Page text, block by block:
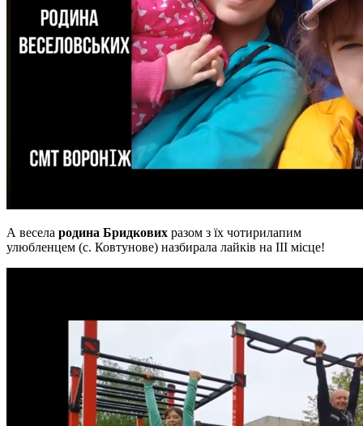
А весела родина Бридкових разом з їх чотирилапим
улюбленцем (с. Ковтунове) назбирала лайків на ІІІ місце!